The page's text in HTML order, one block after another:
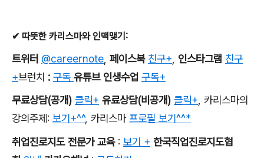
✔ 따뜻한 카리스마와 인맥맺기 :
트위터 @careernote 페이스북 친구+ 인스타그램 친구
+브런치 : 구독 유튜브 인생수업 구독+
무료상담(공개) 클릭+ 유료상담(비공개) 클릭+, 카리스마의
강의주제 : 보기+^^, 카리스마 프로필 보기^^*
취업진로지도 전문가 교육 : 보기 + 한국직업진로지도협